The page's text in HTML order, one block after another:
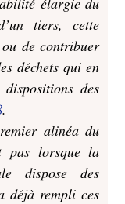
tiers, cette
de contribuer
déchets qui en
des
.
alinéa du
pas lorsque la
dispose des
déjà rempli ces